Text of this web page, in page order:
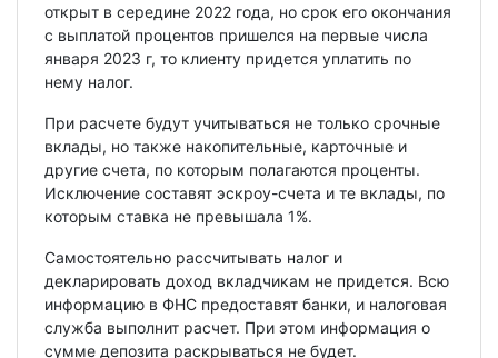
открыт в середине 2022 года, но срок его окончания
с выплатой процентов пришелся на первые числа
января 2023 г, то клиенту придется уплатить по
нему налог.
При расчете будут учитываться не только срочные
вклады, но также накопительные, карточные и
другие счета, по которым полагаются проценты.
Исключение составят эскроу-счета и те вклады, по
которым ставка не превышала 1%.
Самостоятельно рассчитывать налог и
декларировать доход вкладчикам не придется. Всю
информацию в ФНС предоставят банки, и налоговая
служба выполнит расчет. При этом информация о
сумме депозита раскрываться не будет.